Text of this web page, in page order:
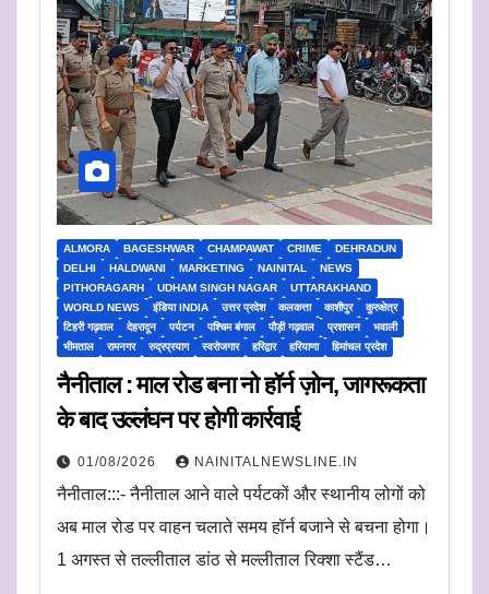
ALMORA BAGESHWAR CHAMPAWAT CRIME
DEHRADUN
DELHI
HALDWANI MARKETING NAINITAL
NEWS
PITHORAGARH
UDHAM SINGH NAGAR
UTTARAKHAND
WORLD NEWS
इंडिया INDIA उत्तर प्रदेश कलकत्ता काशीपुर
कुरुक्षेत्र
टिहरी गढ़वाल
देहरादून पर्यटन पश्चिम बंगाल पौड़ी गढ़वाल प्रशासन
भवाली
भीमताल
रामनगर रुद्रप्रयाग स्वरोजगार हरिद्वार हरियाणा हिमांचल प्रदेश
नैनीताल : माल रोड बना नो हॉर्न ज़ोन, जागरूकता
के बाद उल्लंघन पर होगी कार्रवाई
01/08/2026 NAINITALNEWSLINE.IN
नैनीताल:::- नैनीताल आने वाले पर्यटकों और स्थानीय लोगों को
अब माल रोड पर वाहन चलाते समय हॉर्न बजाने से बचना होगा।
1 अगस्त से तल्लीताल डांठ से मल्लीताल रिक्शा स्टैंड…